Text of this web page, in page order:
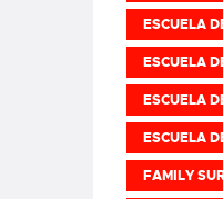
ESCUELA
ESCUELA
ESCUELA
ESCUELA
FAMILY